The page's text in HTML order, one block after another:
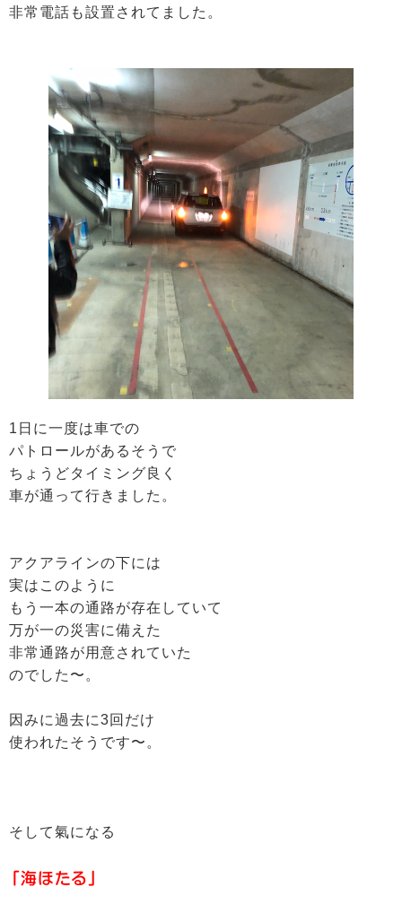
非常電話も設置されてました。
1日に一度は車での
パトロールがあるそうで
ちょうどタイミング良く
車が通って行きました。
アクアラインの下には
実はこのように
もう一本の通路が存在していて
万が一の災害に備えた
非常通路が用意されていた
のでした〜。
因みに過去に3回だけ
使われたそうです〜。
そして氣になる
「海ほたる」